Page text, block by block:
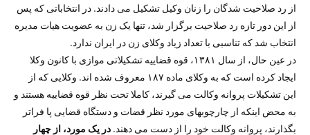
از رد صلاحیت شدگان را زنان وکیل تشکیل می دادند. در انتخاباتی که پس
از این دور تازه رد صلاحیت برگزار شد، تنها یک زن به عضویت هیات مدیره
انتخاب شد که تناسبی با تعداد زیاد وکلای زن در ایران ندارد.
در عین حال، از سال ۱۳۸۱، قوه قضاییه تشکیلاتی موازی با کانون وکلا
ایجاد کرده است که به وکلای ماده ۱۸۷ معروف شده اند. وکلایی که از
این تشکیلات پروانه وکالت می گیرند، کاملا تحت نظر قوه قضاییه هستند و
به محض اینکه از چارچوبهای مورد نظر قضات و دستگاه قضایی پا فراتر
بگذارند، پروانه وکالت خود را از دست می دهند. در یک مورد، از چهار